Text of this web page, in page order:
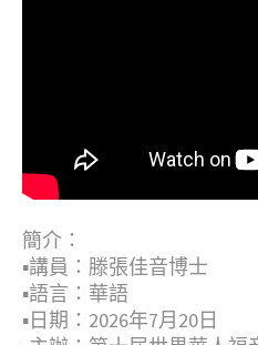
簡介：
▪︎講員：滕張佳音博士
▪︎語言：華語
▪︎日期：2026年7月20日